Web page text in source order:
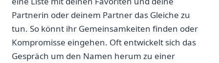
Partnerin oder ‍deinem ⁤Partner⁤ das Gleiche ​zu
tun. So könnt ihr Gemeinsamkeiten ​finden oder
Kompromisse eingehen. Oft ⁢entwickelt sich‌ das
‌Gespräch um‍ den Namen herum zu einer